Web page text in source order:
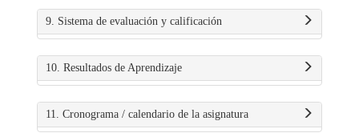
9. Sistema de evaluación y calificación
10. Resultados de Aprendizaje
11. Cronograma / calendario de la asignatura